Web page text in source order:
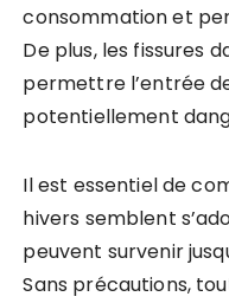
consommation et
De plus, les fissures
permettre l’entrée
potentiellement
Il est essentiel de
hivers semblent
peuvent survenir
Sans précautions,